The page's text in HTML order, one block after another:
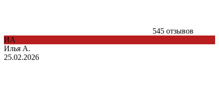
545 отзывов
ИА
Илья А.
25.02.2026